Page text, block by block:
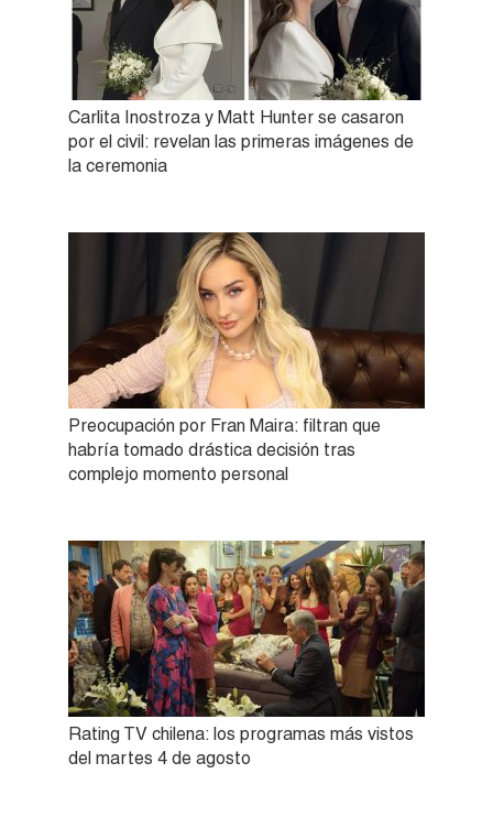
Carlita Inostroza y Matt Hunter se casaron
por el civil: revelan las primeras imágenes de
la ceremonia
Preocupación por Fran Maira: filtran que
habría tomado drástica decisión tras
complejo momento personal
Rating TV chilena: los programas más vistos
del martes 4 de agosto